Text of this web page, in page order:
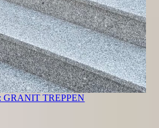
TREPPEN